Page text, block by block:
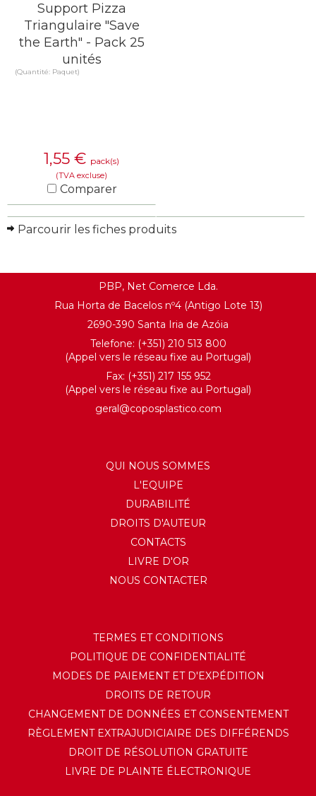
Support Pizza
Triangulaire "Save
the Earth" - Pack 25
unités
(Quantité: Paquet)
1,55 € pack(s)
(TVA excluse)
Comparer
EN SAVOIR PLUS
Parcourir les fiches produits
PBP, Net Comerce Lda.
Rua Horta de Bacelos nº4 (Antigo Lote 13)
2690-390 Santa Iria de Azóia
Telefone: (+351) 210 513 800
(Appel vers le réseau fixe au Portugal)
Fax: (+351) 217 155 952
(Appel vers le réseau fixe au Portugal)
geral@coposplastico.com
QUI NOUS SOMMES
L'EQUIPE
DURABILITÉ
DROITS D'AUTEUR
CONTACTS
LIVRE D'OR
NOUS CONTACTER
TERMES ET CONDITIONS
POLITIQUE DE CONFIDENTIALITÉ
MODES DE PAIEMENT ET D'EXPÉDITION
DROITS DE RETOUR
CHANGEMENT DE DONNÉES ET CONSENTEMENT
RÈGLEMENT EXTRAJUDICIAIRE DES DIFFÉRENDS
DROIT DE RÉSOLUTION GRATUITE
LIVRE DE PLAINTE ÉLECTRONIQUE